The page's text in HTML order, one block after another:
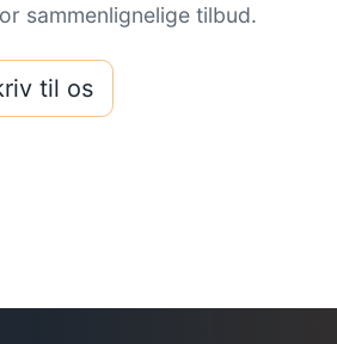
sammenlignelige tilbud.
til os